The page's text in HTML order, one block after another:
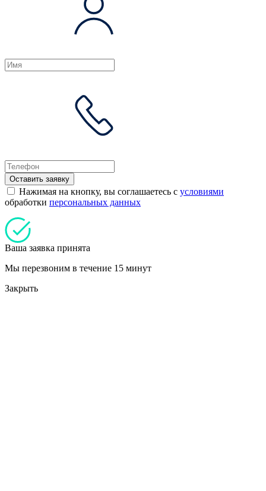
Оставить заявку
Нажимая на кнопку, вы соглашаетесь с условиями
обработки персональных данных
Ваша заявка принята
Мы перезвоним в течение 15 минут
Закрыть